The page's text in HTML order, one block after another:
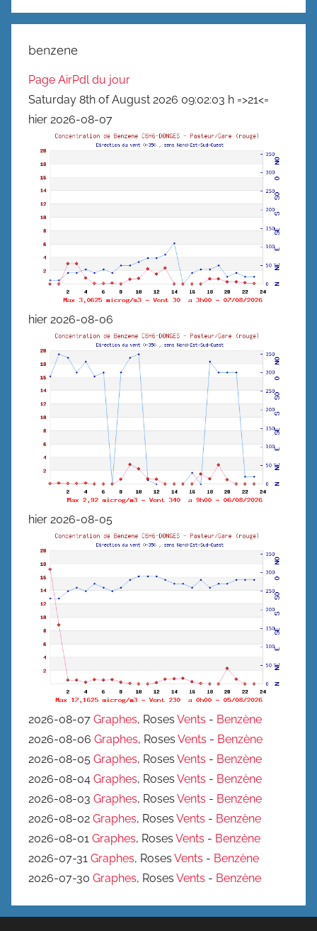
benzene
Page AirPdl du jour
Saturday 8th of August 2026 09:02:03 h =>21<=
hier 2026-08-07
hier 2026-08-06
hier 2026-08-05
2026-08-07 Graphes, Roses Vents - Benzène
2026-08-06 Graphes, Roses Vents - Benzène
2026-08-05 Graphes, Roses Vents - Benzène
2026-08-04 Graphes, Roses Vents - Benzène
2026-08-03 Graphes, Roses Vents - Benzène
2026-08-02 Graphes, Roses Vents - Benzène
2026-08-01 Graphes, Roses Vents - Benzène
2026-07-31 Graphes, Roses Vents - Benzène
2026-07-30 Graphes, Roses Vents - Benzène